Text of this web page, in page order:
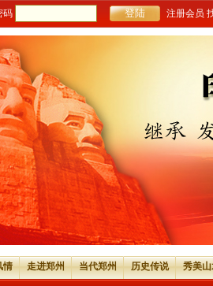
码 注册会员
情 走进郑州 当代郑州 历史传说 秀美